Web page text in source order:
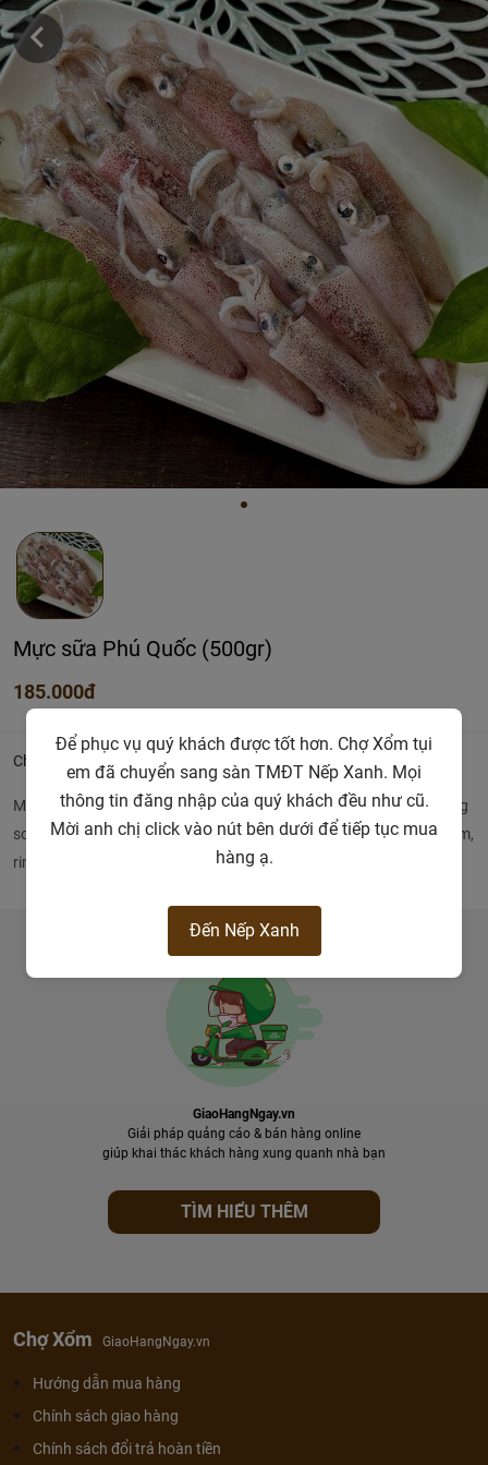
Mực sữa Phú Quốc (500gr)
185.000đ
Chi tiết
Mực không cần làm sạch. Các chị nấu nồi nước sôi thả mực rã đông
sơ vào. Mực nổi lên là vớt ra được. Mực sữa hợp để chiên nước mắm,
rim mặn ngọt, nhúng giấm hay xào
GiaoHangNgay.vn
Giải pháp quảng cáo & bán hàng online
giúp khai thác khách hàng xung quanh nhà bạn
TÌM HIỂU THÊM
Chợ Xổm GiaoHangNgay.vn
Hướng dẫn mua hàng
Chính sách giao hàng
Chính sách đổi trả hoàn tiền
Để phục vụ quý khách được tốt hơn. Chợ Xổm tụi
em đã chuyển sang sàn TMĐT Nếp Xanh. Mọi
thông tin đăng nhập của quý khách đều như cũ.
Mời anh chị click vào nút bên dưới để tiếp tục mua
hàng ạ.
Đến Nếp Xanh